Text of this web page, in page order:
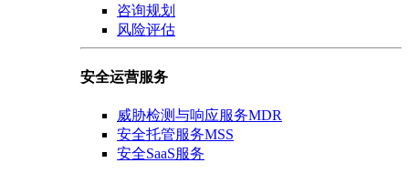
咨询规划
风险评估
安全运营服务
威胁检测与响应服务MDR
安全托管服务MSS
安全SaaS服务